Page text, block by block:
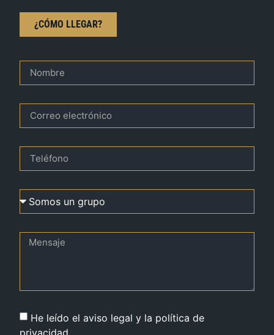
¿CÓMO LLEGAR?
He leído el aviso legal y la política de
privacidad